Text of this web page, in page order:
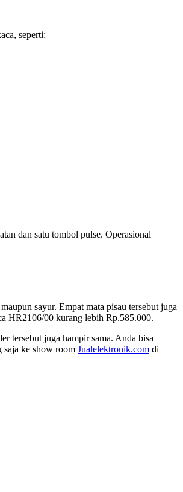
seperti:
dan satu tombol pulse. Operasional
sayur. Empat mata pisau tersebut juga
HR2106/00 kurang lebih Rp.585.000.
tersebut juga hampir sama. Anda bisa
saja ke show room Jualelektronik.com di